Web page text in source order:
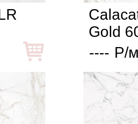
Gold
---- Р/